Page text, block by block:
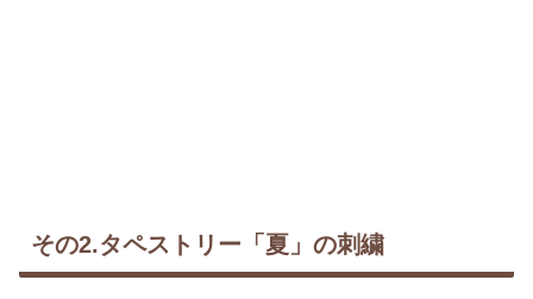
その2.タペストリー「夏」の刺繍